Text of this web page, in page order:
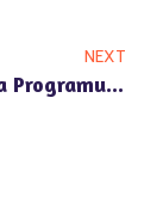
NEXT
Importanta Programului Prelungit La Gradinita Happy Univers Pipera Pentru Parintii Ocupati